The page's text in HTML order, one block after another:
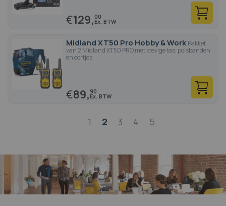
€129,00
Midland XT50 Pro Hobby & Work Pakket
van 2 Midland XT50 PRO met stevige tas, polsbanden
en oortjes
€89,90
Pagina1 2 3 4 5